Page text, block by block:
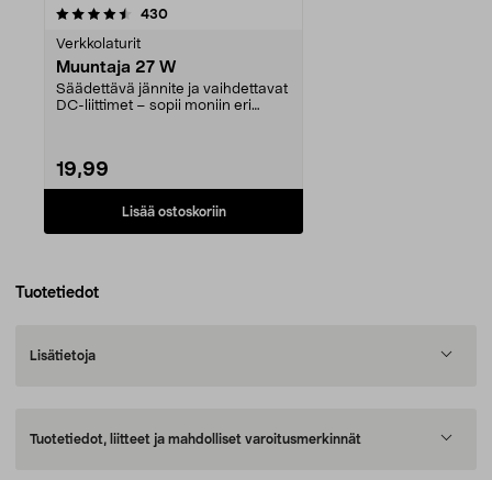
430arvostelut
Verkkolaturit
Muuntaja 27 W
Säädettävä jännite ja vaihdettavat
DC-liittimet – sopii moniin eri
19,99
Lisää ostoskoriin
Tuotetiedot
Lisätietoja
Tuotetiedot, liitteet ja mahdolliset varoitusmerkinnät